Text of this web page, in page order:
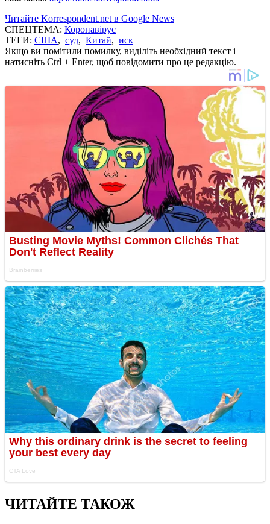
Читайте Korrespondent.net в Google News
СПЕЦТЕМА: Коронавірус
ТЕГИ: США, суд, Китай, иск
Якщо ви помітили помилку, виділіть необхідний текст і
натисніть Ctrl + Enter, щоб повідомити про це редакцію.
ЧИТАЙТЕ ТАКОЖ